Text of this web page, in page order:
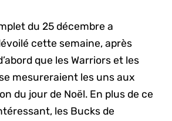
du 25 décembre a
cette semaine, après
que les Warriors et les
mesureraient les uns aux
du jour de Noël. En plus de ce
les Bucks de